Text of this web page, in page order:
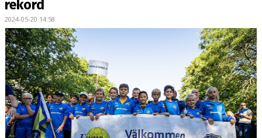
KALENDER
LOKALBOKNING
DOKUMENT/FILER
MEDLEMSKAP
ESKILS LOVFOTBOLL
rekord
2024-05-20 14:58